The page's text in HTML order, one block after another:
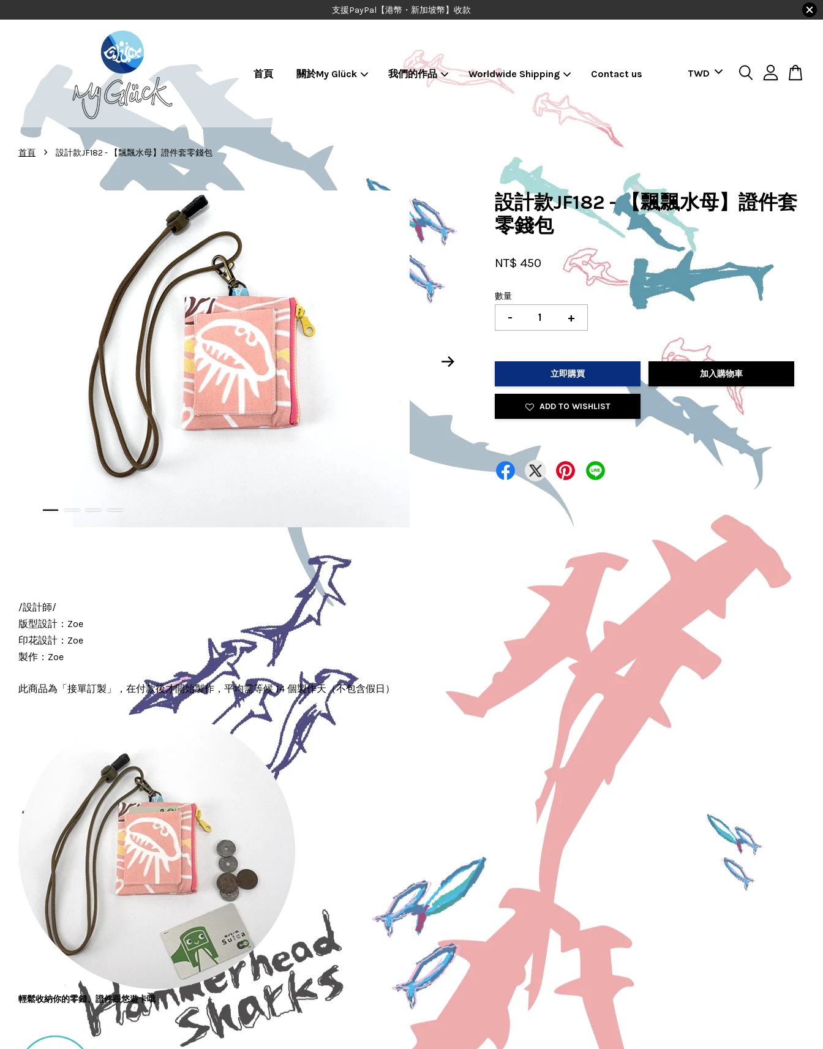
支援PayPal【港幣・新加坡幣】收款
首頁 關於My Glück 我們的作品 Worldwide Shipping Contact us
首頁 › 設計款JF182 - 【飄飄水母】證件套零錢包
設計款JF182 - 【飄飄水母】證件套
零錢包
NT$ 450
數量
- +
立即購買 加入購物車
ADD TO WISHLIST
/設計師/
版型設計：Zoe
印花設計：Zoe
製作：Zoe
此商品為「接單訂製」，在付款後才開始製作，平均需等候 14 個製作天（不包含假日）
輕鬆收納你的零錢、證件跟悠遊卡哦